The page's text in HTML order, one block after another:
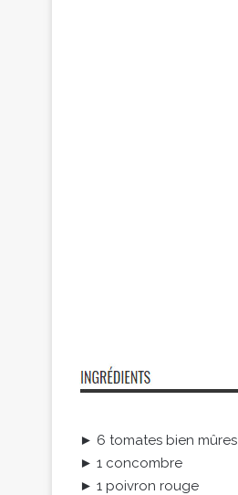
► 6 tomates bien mûres
► 1 concombre
► 1 poivron rouge